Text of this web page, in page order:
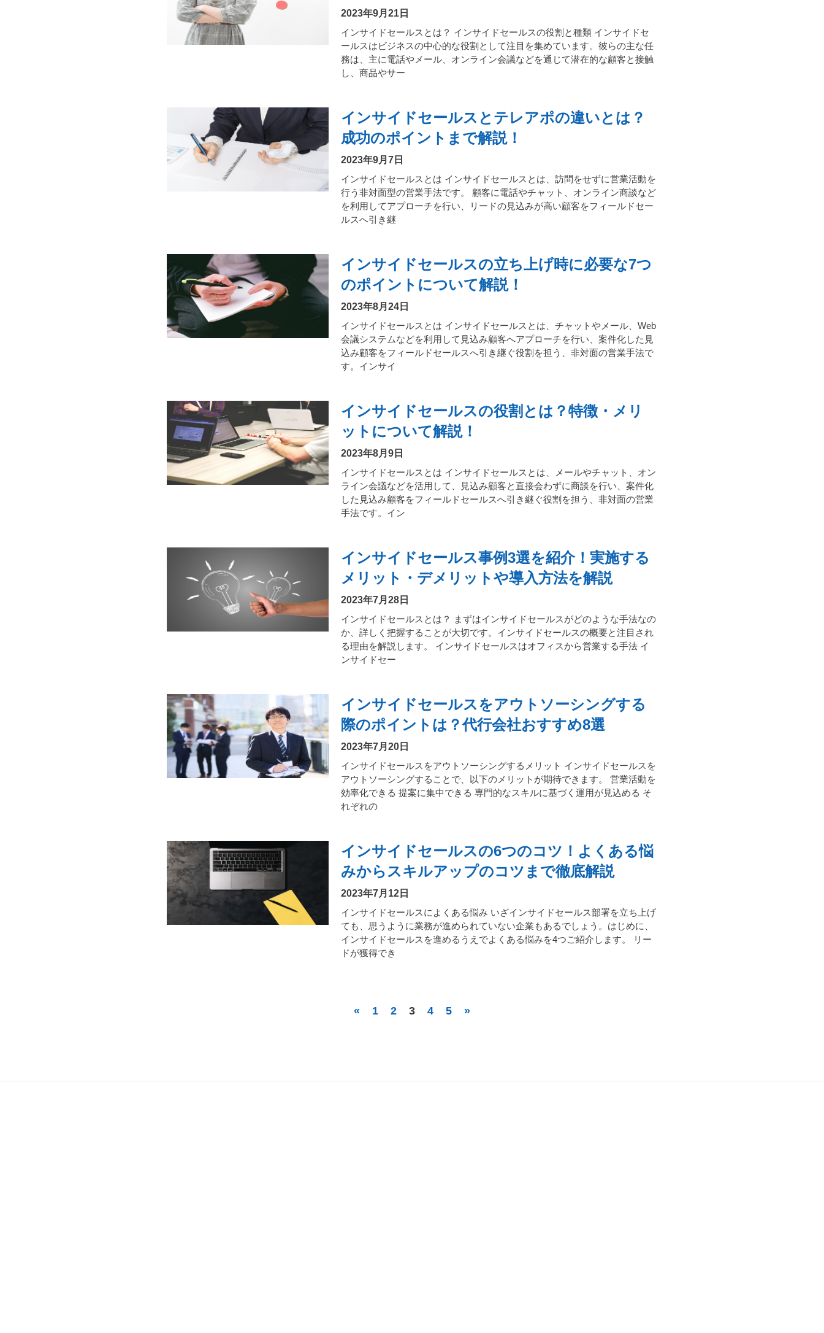
2023年9月21日
インサイドセールスとは？ インサイドセールスの役割と種類 インサイドセ
ールスはビジネスの中心的な役割として注目を集めています。彼らの主な任
務は、主に電話やメール、オンライン会議などを通じて潜在的な顧客と接触
し、商品やサー
インサイドセールスとテレアポの違いとは？
成功のポイントまで解説！
2023年9月7日
インサイドセールスとは インサイドセールスとは、訪問をせずに営業活動を
行う非対面型の営業手法です。 顧客に電話やチャット、オンライン商談など
を利用してアプローチを行い、リードの見込みが高い顧客をフィールドセー
ルスへ引き継
インサイドセールスの立ち上げ時に必要な7つ
のポイントについて解説！
2023年8月24日
インサイドセールスとは インサイドセールスとは、チャットやメール、Web
会議システムなどを利用して見込み顧客へアプローチを行い、案件化した見
込み顧客をフィールドセールスへ引き継ぐ役割を担う、非対面の営業手法で
す。インサイ
インサイドセールスの役割とは？特徴・メリ
ットについて解説！
2023年8月9日
インサイドセールスとは インサイドセールスとは、メールやチャット、オン
ライン会議などを活用して、見込み顧客と直接会わずに商談を行い、案件化
した見込み顧客をフィールドセールスへ引き継ぐ役割を担う、非対面の営業
手法です。イン
インサイドセールス事例3選を紹介！実施する
メリット・デメリットや導入方法を解説
2023年7月28日
インサイドセールスとは？ まずはインサイドセールスがどのような手法なの
か、詳しく把握することが大切です。インサイドセールスの概要と注目され
る理由を解説します。 インサイドセールスはオフィスから営業する手法 イ
ンサイドセー
インサイドセールスをアウトソーシングする
際のポイントは？代行会社おすすめ8選
2023年7月20日
インサイドセールスをアウトソーシングするメリット インサイドセールスを
アウトソーシングすることで、以下のメリットが期待できます。 営業活動を
効率化できる 提案に集中できる 専門的なスキルに基づく運用が見込める そ
れぞれの
インサイドセールスの6つのコツ！よくある悩
みからスキルアップのコツまで徹底解説
2023年7月12日
インサイドセールスによくある悩み いざインサイドセールス部署を立ち上げ
ても、思うように業務が進められていない企業もあるでしょう。はじめに、
インサイドセールスを進めるうえでよくある悩みを4つご紹介します。 リー
ドが獲得でき
« 1 2 3 4 5 »